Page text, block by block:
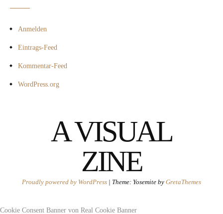
Anmelden
Eintrags-Feed
Kommentar-Feed
WordPress.org
A VISUAL
ZINE
Proudly powered by WordPress | Theme: Yosemite by GretaThemes
Cookie Consent Banner von Real Cookie Banner